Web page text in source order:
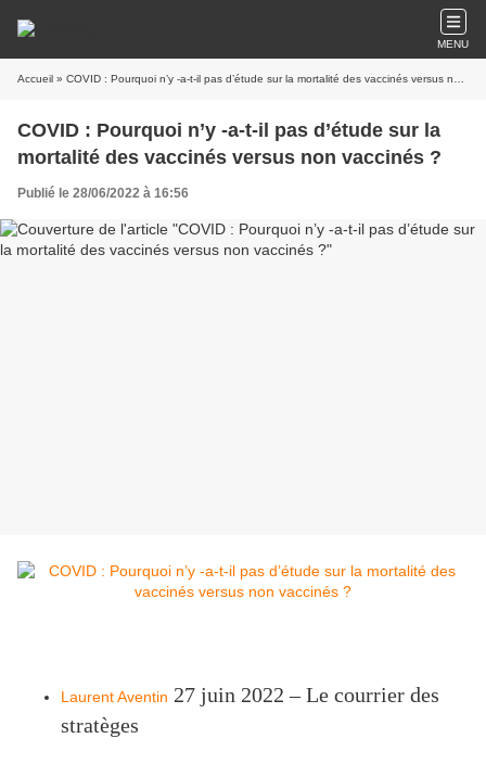
MENU
Accueil » COVID : Pourquoi n’y -a-t-il pas d’étude sur la mortalité des vaccinés versus non vaccinés ?
COVID : Pourquoi n’y -a-t-il pas d’étude sur la
mortalité des vaccinés versus non vaccinés ?
Publié le 28/06/2022 à 16:56
Laurent Aventin 27 juin 2022 – Le courrier des
stratèges